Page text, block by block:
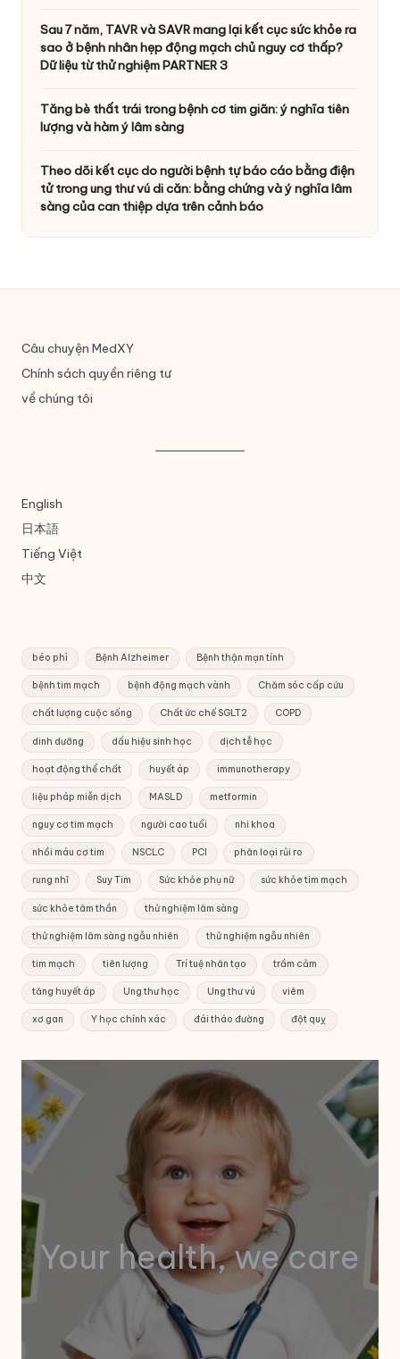
Sau 7 năm, TAVR và SAVR mang lại kết cục sức khỏe ra
sao ở bệnh nhân hẹp động mạch chủ nguy cơ thấp?
Dữ liệu từ thử nghiệm PARTNER 3
Tăng bè thất trái trong bệnh cơ tim giãn: ý nghĩa tiên
lượng và hàm ý lâm sàng
Theo dõi kết cục do người bệnh tự báo cáo bằng điện
tử trong ung thư vú di căn: bằng chứng và ý nghĩa lâm
sàng của can thiệp dựa trên cảnh báo
Câu chuyện MedXY
Chính sách quyền riêng tư
về chúng tôi
English
日本語
Tiếng Việt
中文
béo phì Bệnh Alzheimer Bệnh thận mạn tính
bệnh tim mạch bệnh động mạch vành Chăm sóc cấp cứu
chất lượng cuộc sống Chất ức chế SGLT2 COPD
dinh dưỡng dấu hiệu sinh học dịch tễ học
hoạt động thể chất huyết áp immunotherapy
liệu pháp miễn dịch MASLD metformin
nguy cơ tim mạch người cao tuổi nhi khoa
nhồi máu cơ tim NSCLC PCI phân loại rủi ro
rung nhĩ Suy Tim Sức khỏe phụ nữ sức khỏe tim mạch
sức khỏe tâm thần thử nghiệm lâm sàng
thử nghiệm lâm sàng ngẫu nhiên thử nghiệm ngẫu nhiên
tim mạch tiên lượng Trí tuệ nhân tạo trầm cảm
tăng huyết áp Ung thư học Ung thư vú viêm
xơ gan Y học chính xác đái tháo đường đột quỵ
Your health, we care